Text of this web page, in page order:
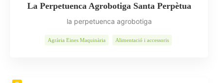
La Perpetuenca Agrobotiga Santa Perpètua
la perpetuenca agrobotiga
Agrària Eines Maquinària Alimentació i accessoris